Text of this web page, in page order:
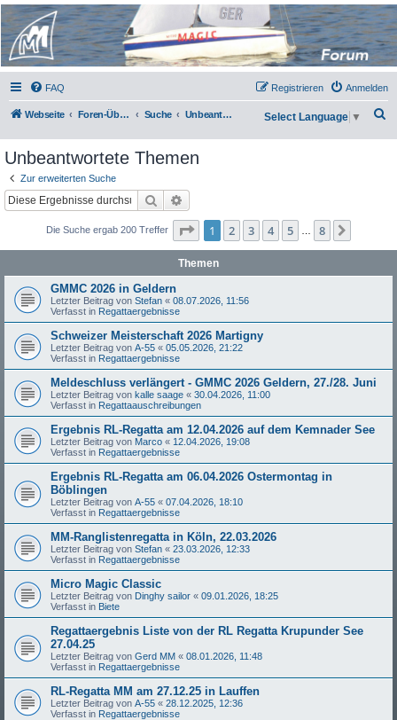
Micro Magic Forum
Deutschland
FAQ Anmelden
Registrieren
Webseite Foren-Übersicht Suche Unbeantwortete Themen Select Language ▼
Unbeantwortete Themen
Zur erweiterten Suche
Suche
Die Suche ergab 200 Treffer Seite 1von
1 2 3 4 5 8
Themen
GMMC 2026 in Geldern
Letzter Beitrag von Stefan « 08.07.2026, 11:56
Verfasst in Regattaergebnisse
Schweizer Meisterschaft 2026 Martigny
Letzter Beitrag von A-55 « 05.05.2026, 21:22
Verfasst in Regattaergebnisse
Meldeschluss verlängert - GMMC 2026 Geldern, 27./28. Juni
Letzter Beitrag von kalle saage « 30.04.2026, 11:00
Verfasst in Regattaauschreibungen
Ergebnis RL-Regatta am 12.04.2026 auf dem Kemnader See
Letzter Beitrag von Marco « 12.04.2026, 19:08
Verfasst in Regattaergebnisse
Ergebnis RL-Regatta am 06.04.2026 Ostermontag in
Böblingen
Letzter Beitrag von A-55 « 07.04.2026, 18:10
Verfasst in Regattaergebnisse
MM-Ranglistenregatta in Köln, 22.03.2026
Letzter Beitrag von Stefan « 23.03.2026, 12:33
Verfasst in Regattaergebnisse
Micro Magic Classic
Letzter Beitrag von Dinghy sailor « 09.01.2026, 18:25
Verfasst in Biete
Regattaergebnis Liste von der RL Regatta Krupunder See
27.04.25
Letzter Beitrag von Gerd MM « 08.01.2026, 11:48
Verfasst in Regattaergebnisse
RL-Regatta MM am 27.12.25 in Lauffen
Letzter Beitrag von A-55 « 28.12.2025, 12:36
Verfasst in Regattaergebnisse